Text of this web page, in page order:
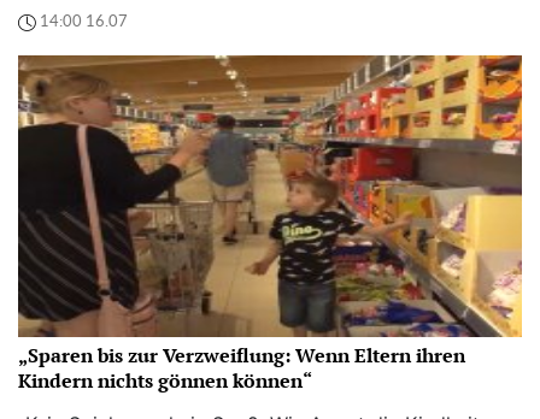
14:00 16.07
„Sparen bis zur Verzweiflung: Wenn Eltern ihren
Kindern nichts gönnen können“